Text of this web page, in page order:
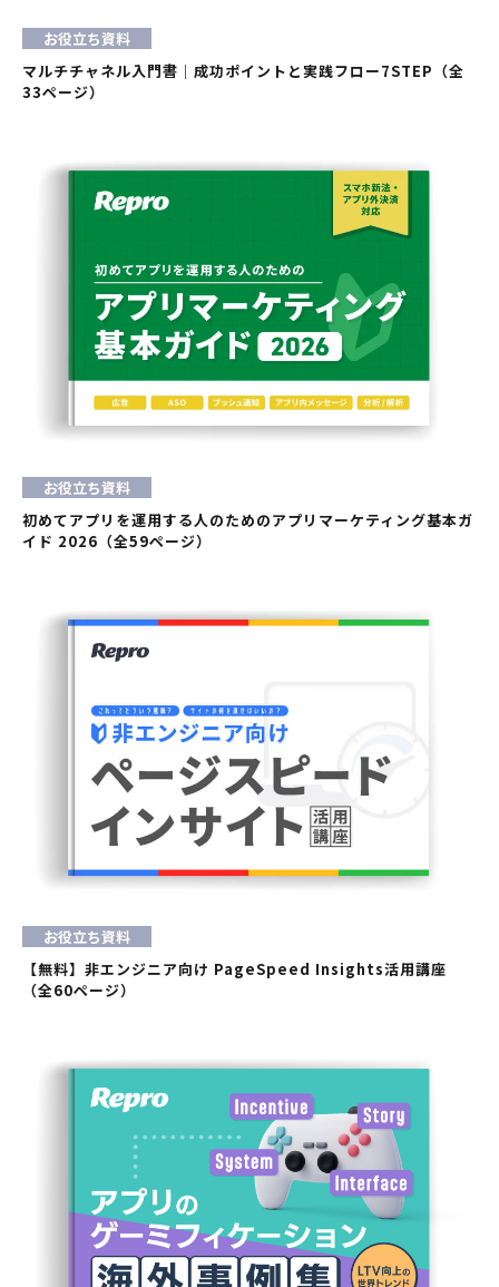
お役立ち資料
マルチチャネル入門書｜成功ポイントと実践フロー7STEP（全
33ページ）
お役立ち資料
初めてアプリを運用する人のためのアプリマーケティング基本ガ
イド 2026（全59ページ）
お役立ち資料
【無料】非エンジニア向け PageSpeed Insights活用講座
（全60ページ）